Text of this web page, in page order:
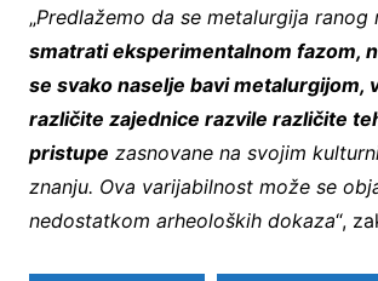
„Predlažemo da se metalurgija ranog
smatrati eksperimentalnom fazom,
se svako naselje bavi metalurgijom,
različite zajednice razvile različite
pristupe zasnovane na svojim
znanju. Ova varijabilnost može se
nedostatkom arheoloških dokaza“,